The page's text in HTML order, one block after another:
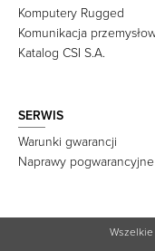
Komputery Rugged
Komunikacja
Katalog CSI S.A.
SERWIS
Warunki gwarancji
Naprawy pogwarancyjne
Wszelkie